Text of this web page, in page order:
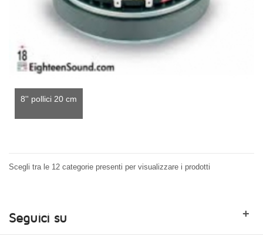
8'' pollici 20 cm
Scegli tra le 12 categorie presenti per visualizzare i prodotti
Seguici su +